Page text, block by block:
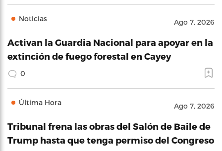
Noticias Ago 7, 2026
Activan la Guardia Nacional para apoyar en la
extinción de fuego forestal en Cayey
0
Última Hora Ago 7, 2026
Tribunal frena las obras del Salón de Baile de
Trump hasta que tenga permiso del Congreso